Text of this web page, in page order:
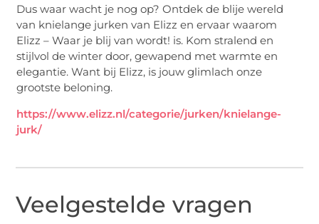
Dus waar wacht je nog op? Ontdek de blije wereld
van knielange jurken van Elizz en ervaar waarom
Elizz – Waar je blij van wordt! is. Kom stralend en
stijlvol de winter door, gewapend met warmte en
elegantie. Want bij Elizz, is jouw glimlach onze
grootste beloning.
https://www.elizz.nl/categorie/jurken/knielange-
jurk/
Veelgestelde vragen